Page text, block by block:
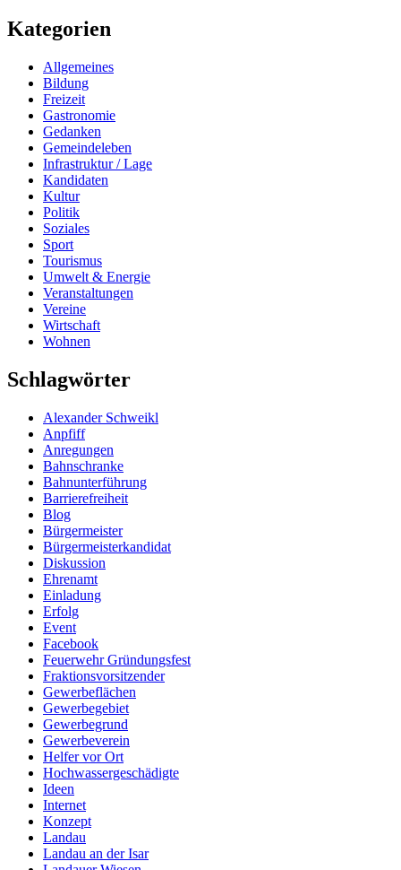
Kategorien
Allgemeines
Bildung
Freizeit
Gastronomie
Gedanken
Gemeindeleben
Infrastruktur / Lage
Kandidaten
Kultur
Politik
Soziales
Sport
Tourismus
Umwelt & Energie
Veranstaltungen
Vereine
Wirtschaft
Wohnen
Schlagwörter
Alexander Schweikl
Anpfiff
Anregungen
Bahnschranke
Bahnunterführung
Barrierefreiheit
Blog
Bürgermeister
Bürgermeisterkandidat
Diskussion
Ehrenamt
Einladung
Erfolg
Event
Facebook
Feuerwehr Gründungsfest
Fraktionsvorsitzender
Gewerbeflächen
Gewerbegebiet
Gewerbegrund
Gewerbeverein
Helfer vor Ort
Hochwassergeschädigte
Ideen
Internet
Konzept
Landau
Landau an der Isar